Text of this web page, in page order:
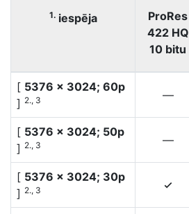
1. iespēja
ProRes
422 HQ
10 bitu
[ 5376 × 3024; 60p
] 2., 3 —
[ 5376 × 3024; 50p
] 2., 3 —
[ 5376 × 3024; 30p
] 2., 3 4